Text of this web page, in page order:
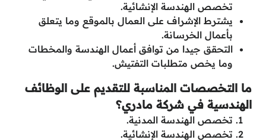
تخصص الهندسة الإنشائية.
يشترط الإشراف على العمال بالموقع وما يتعلق
بأعمال الخرسانة.
التحقق جيدا من توافق أعمال الهندسة والمخطات
وما يخص متطلبات التفتيش.
ما التخصصات المناسبة للتقديم على الوظائف
الهندسية في شركة مادري؟
تخصص الهندسة المدنية.
تخصص الهندسة الإنشائية.